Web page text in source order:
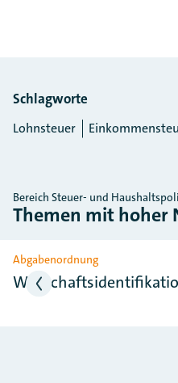
Schlagworte
Lohnsteuer
Bereich Steuer- und
Themen mit hoher
Slider überspringen
Abgabenordnung